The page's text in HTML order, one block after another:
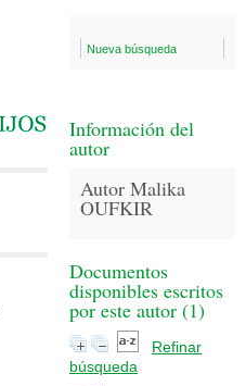
Nueva búsqueda
Información del
autor
Autor Malika
OUFKIR
Documentos
disponibles escritos
por este autor (1)
Refinar
búsqueda